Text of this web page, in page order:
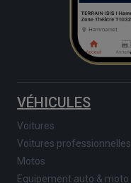
VÉHICULES
Voitures
Voitures professionnelles
Motos
Equipement auto & moto